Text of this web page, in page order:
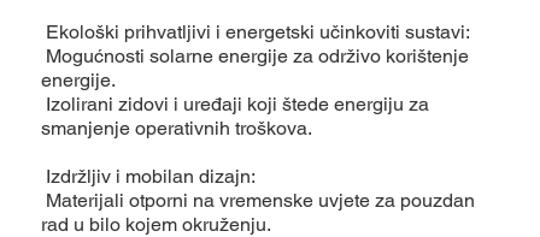
Ekološki prihvatljivi i energetski učinkoviti sustavi:
Mogućnosti solarne energije za održivo korištenje
energije.
Izolirani zidovi i uređaji koji štede energiju za
smanjenje operativnih troškova.
Izdržljiv i mobilan dizajn:
Materijali otporni na vremenske uvjete za pouzdan
rad u bilo kojem okruženju.